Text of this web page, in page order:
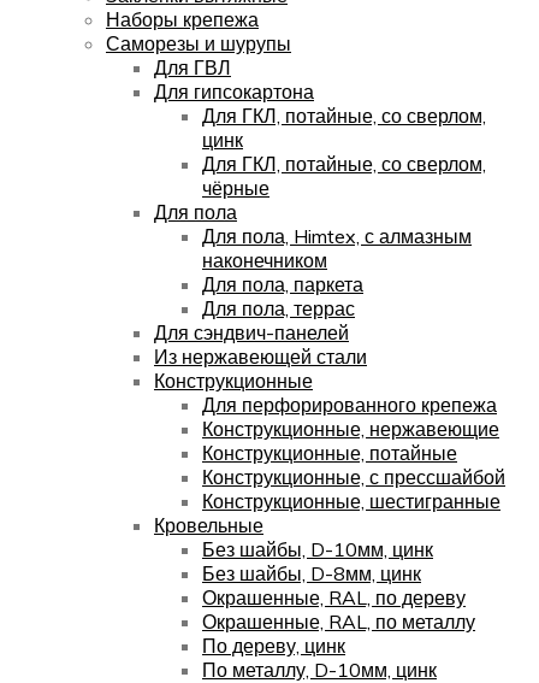
Наборы крепежа
Саморезы и шурупы
Для ГВЛ
Для гипсокартона
Для ГКЛ, потайные, со сверлом,
цинк
Для ГКЛ, потайные, со сверлом,
чёрные
Для пола
Для пола, Himtex, с алмазным
наконечником
Для пола, паркета
Для пола, террас
Для сэндвич-панелей
Из нержавеющей стали
Конструкционные
Для перфорированного крепежа
Конструкционные, нержавеющие
Конструкционные, потайные
Конструкционные, с прессшайбой
Конструкционные, шестигранные
Кровельные
Без шайбы, D-10мм, цинк
Без шайбы, D-8мм, цинк
Окрашенные, RAL, по дереву
Окрашенные, RAL, по металлу
По дереву, цинк
По металлу, D-10мм, цинк